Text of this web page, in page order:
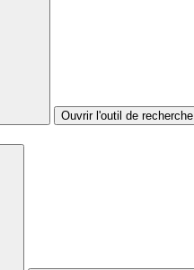
Ouvrir l'outil de recherche